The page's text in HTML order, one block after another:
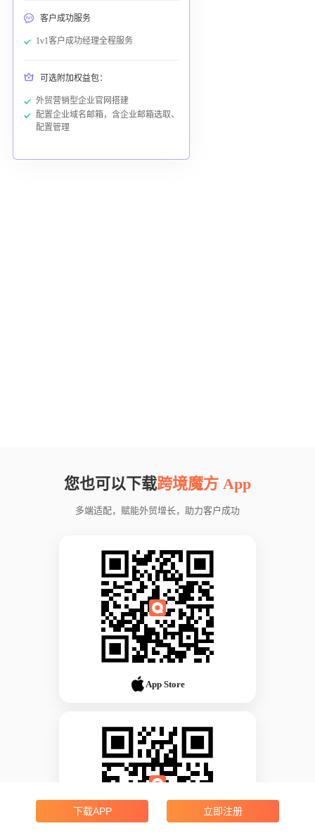
客户成功服务
1v1客户成功经理全程服务
可选附加权益包：
外贸营销型企业官网搭建
配置企业域名邮箱，含企业邮箱选取、
配置管理
您也可以下载跨境魔方 App
多端适配，赋能外贸增长，助力客户成功
App Store
下载APP 立即注册